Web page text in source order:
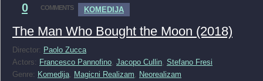
0 COMMENTS KOMEDIJA
The Man Who Bought the Moon (2018)
Director: Paolo Zucca
Actors: Francesco Pannofino, Jacopo Cullin, Stefano Fresi
Genre: Komedija, Magicni Realizam, Neorealizam